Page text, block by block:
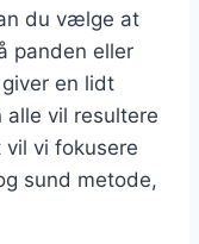
du vælge at
panden eller
en lidt
alle vil resultere
vi fokusere
sund metode,